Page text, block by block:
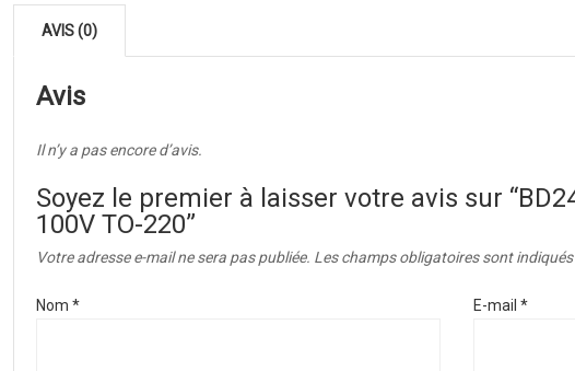
AVIS (0)
Avis
Il n’y a pas encore d’avis.
Soyez le premier à laisser votre avis sur
100V TO-220”
Votre adresse e-mail ne sera pas publiée. Les champs obligatoires sont
Nom * E-mail *